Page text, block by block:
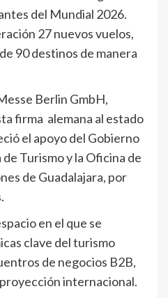
del Mundial 2026.
27 nuevos vuelos,
90 destinos de manera
Berlin GmbH,
firma alemana al estado
el apoyo del Gobierno
Turismo y la Oficina de
de Guadalajara, por
en el que se
clave del turismo
de negocios B2B,
internacional.